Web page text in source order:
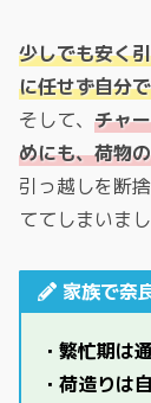
少しでも安く
に任せず自分
そして、 チャ
めにも、荷物
引っ越しを断
ててしまいまし
家族で奈
・繁忙期は
・荷造りは